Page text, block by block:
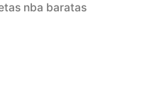
De
nba baratas